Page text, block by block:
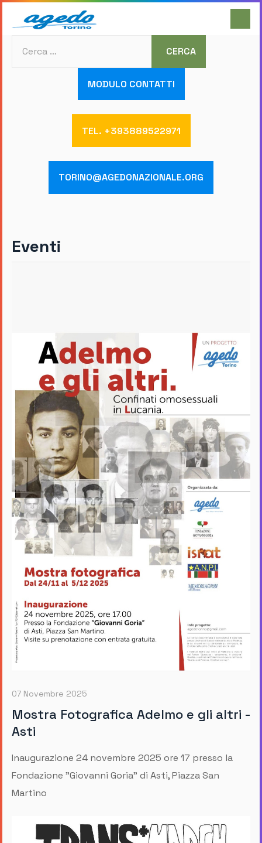
CERCA
MODULO CONTATTI
TEL. +393889522971
TORINO@AGEDONAZIONALE.ORG
Eventi
07 Novembre 2025
Mostra Fotografica Adelmo e gli altri -
Asti
Inaugurazione 24 novembre 2025 ore 17 presso la
Fondazione "Giovanni Goria" di Asti, Piazza San
Martino